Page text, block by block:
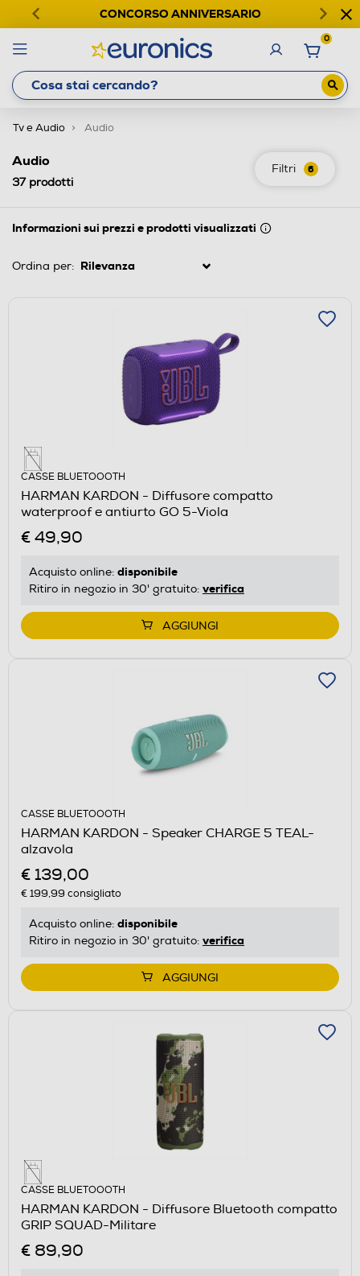
CONCORSO ANNIVERSARIO
0
Tv e Audio Audio
Filtri 6
Audio
37prodotti
Informazioni sui prezzi e prodotti visualizzati
Ordina per:
CASSE BLUETOOOTH
HARMAN KARDON - Diffusore compatto
waterproof e antiurto GO 5-Viola
€ 49,90
Acquisto online: disponibile
Ritiro in negozio in 30' gratuito: verifica
AGGIUNGI
CASSE BLUETOOOTH
HARMAN KARDON - Speaker CHARGE 5 TEAL-
alzavola
€ 139,00
€ 199,99 consigliato
Acquisto online: disponibile
Ritiro in negozio in 30' gratuito: verifica
AGGIUNGI
CASSE BLUETOOOTH
HARMAN KARDON - Diffusore Bluetooth compatto
GRIP SQUAD-Militare
€ 89,90